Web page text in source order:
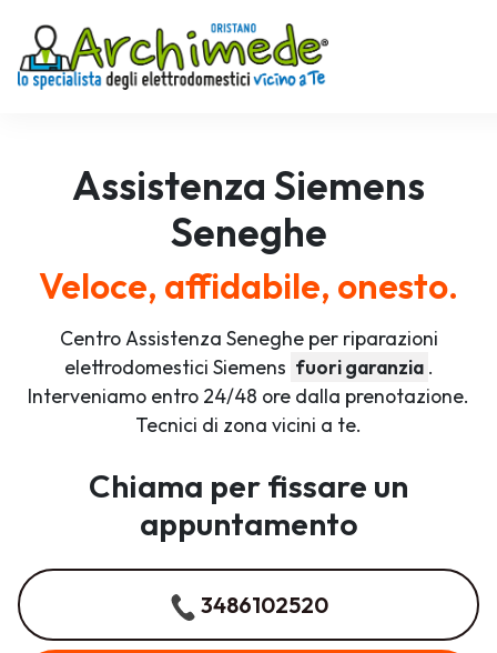
Assistenza Siemens
Seneghe
Veloce, affidabile, onesto.
Centro Assistenza Seneghe per riparazioni
elettrodomestici Siemens fuori garanzia .
Interveniamo entro 24/48 ore dalla prenotazione.
Tecnici di zona vicini a te.
Chiama per fissare un
appuntamento
3486102520